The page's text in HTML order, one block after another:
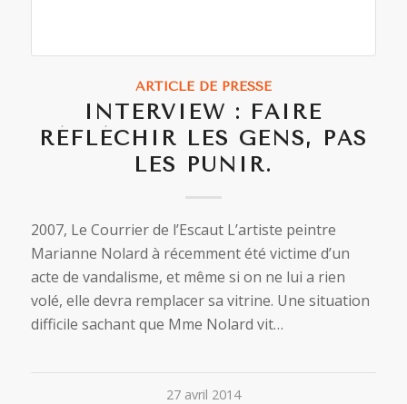
ARTICLE DE PRESSE
INTERVIEW : FAIRE
RÉFLÉCHIR LES GENS, PAS
LES PUNIR.
2007, Le Courrier de l’Escaut L’artiste peintre
Marianne Nolard à récemment été victime d’un
acte de vandalisme, et même si on ne lui a rien
volé, elle devra remplacer sa vitrine. Une situation
difficile sachant que Mme Nolard vit…
27 avril 2014